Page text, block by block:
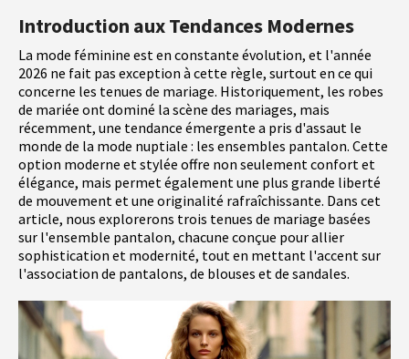
Introduction aux Tendances Modernes
La mode féminine est en constante évolution, et l'année
2026 ne fait pas exception à cette règle, surtout en ce qui
concerne les tenues de mariage. Historiquement, les robes
de mariée ont dominé la scène des mariages, mais
récemment, une tendance émergente a pris d'assaut le
monde de la mode nuptiale : les ensembles pantalon. Cette
option moderne et stylée offre non seulement confort et
élégance, mais permet également une plus grande liberté
de mouvement et une originalité rafraîchissante. Dans cet
article, nous explorerons trois tenues de mariage basées
sur l'ensemble pantalon, chacune conçue pour allier
sophistication et modernité, tout en mettant l'accent sur
l'association de pantalons, de blouses et de sandales.